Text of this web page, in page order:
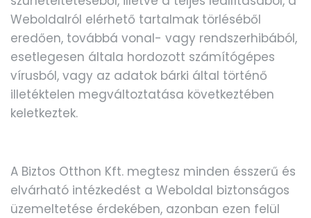
Weboldalról elérhető tartalmak törléséből
eredően, továbbá vonal- vagy rendszerhibából,
esetlegesen általa hordozott számítógépes
vírusból, vagy az adatok bárki által történő
illetéktelen megváltoztatása következtében
keletkeztek.
A Biztos Otthon Kft. megtesz minden ésszerű és
elvárható intézkedést a Weboldal biztonságos
üzemeltetése érdekében, azonban ezen felül